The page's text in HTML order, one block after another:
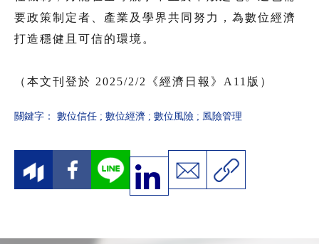
要政策制定者、產業及學界共同努力，為數位經濟
打造穩健且可信的環境。
（本文刊登於 2025/2/2《經濟日報》A11版）
關鍵字： 數位信任 ; 數位經濟 ; 數位風險 ; 風險管理